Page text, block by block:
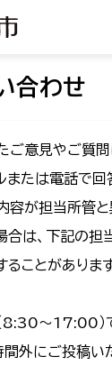
合わせ
ご意見やご質
または電話で回
容が担当所管
合は、下記の担
ることがありま
8:30〜17:00）
間外にご投稿い